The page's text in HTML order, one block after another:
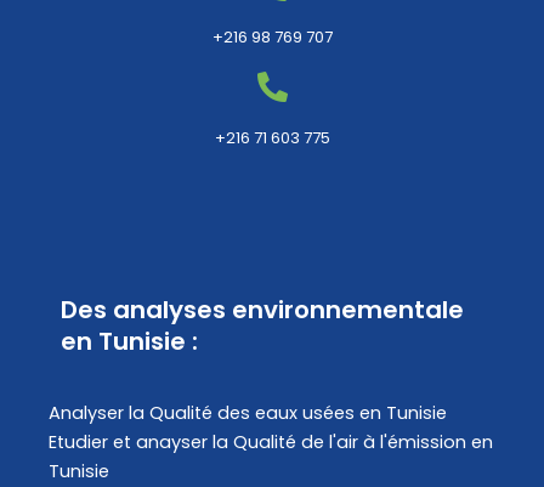
+216 98 769 707
+216 71 603 775
Des analyses environnementale
en Tunisie :
Analyser la Qualité des eaux usées en Tunisie
Etudier et anayser la Qualité de l'air à l'émission en
Tunisie